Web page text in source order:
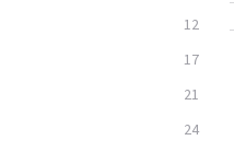
12
17
21
24